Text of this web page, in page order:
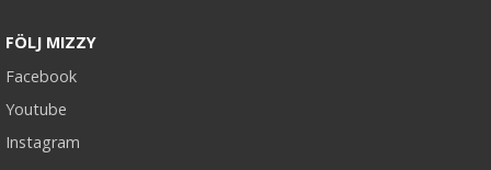
FÖLJ MIZZY
Facebook
Youtube
Instagram